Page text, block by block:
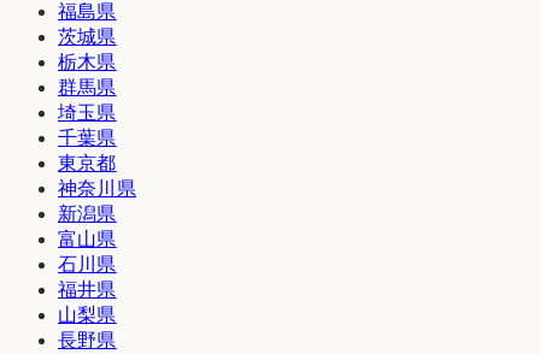
福島県
茨城県
栃木県
群馬県
埼玉県
千葉県
東京都
神奈川県
新潟県
富山県
石川県
福井県
山梨県
長野県